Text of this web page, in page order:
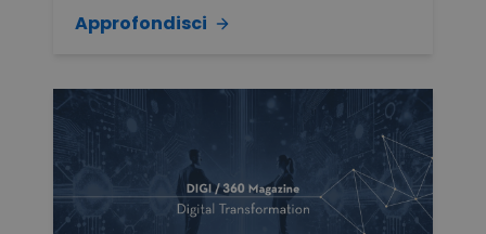
Approfondisci